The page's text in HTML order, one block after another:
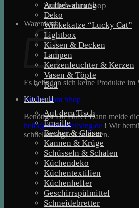
Zurück zum Shop
Warenkorb
Es befinden sich keine Produkte im
Zurück zum Shop
Benötigst Du Hilfe? Dann melde
hello@lovestyleliving.de ! Wir
schnellstmöglich zu helfen.
Aufbewahrung
Deko
Winkekatze “Lucky Cat”
Lightbox
Kissen & Decken
Lampen
Kerzenleuchter & Kerzen
Vasen & Töpfe
Bad
Kitchen
Auf dem Tisch
Emaille
Becher & Gläser
Kannen & Krüge
Schüsseln & Schalen
Küchendeko
Küchentextilien
Küchenhelfer
Geschirrspülmittel
Schneidebretter